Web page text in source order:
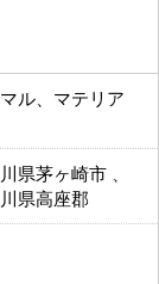
ル、マテリア
県茅ヶ崎市 、
県高座郡